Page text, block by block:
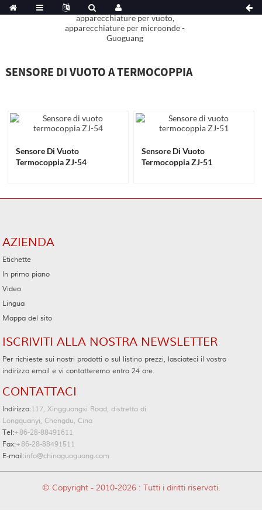
SENSORE DI VUOTO A TERMOCOPPIA
Sensore Di Vuoto
Termocoppia ZJ-54
Sensore Di Vuoto
Termocoppia ZJ-51
AZIENDA
Etichette
In primo piano
Video
Lingua
Mappa del sito
ISCRIVITI ALLA NOSTRA NEWSLETTER
Per richieste sui nostri prodotti o sul listino prezzi, lasciateci il vostro
indirizzo email e vi contatteremo entro 24 ore.
CONTATTACI
Indirizzo:117, Xingguangxi Road, distretto di
Longquanyi, Chengdu, Cina
Tel:+86-28-88491611
Fax:+86-28-88491511
E-mail:info@chinaguoguang.com
© Copyright - 2010-2026 : Tutti i diritti riservati.